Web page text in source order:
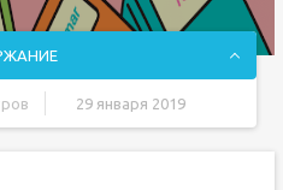
29 января 2019